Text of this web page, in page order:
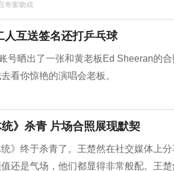
奇案吻戏
人互送签名还打乒乓球
号晒出了一张和黄老板Ed Sheeran的
看你惊艳的演唱会老板。
》杀青 片场合照展现默契
》终于杀青了。王楚然在社交媒体上
还是气场，他们都显得非常般配。王